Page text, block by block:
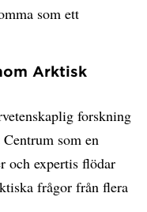
som ett
Arktisk
forskning
som en
och expertis flödar
frågor från flera